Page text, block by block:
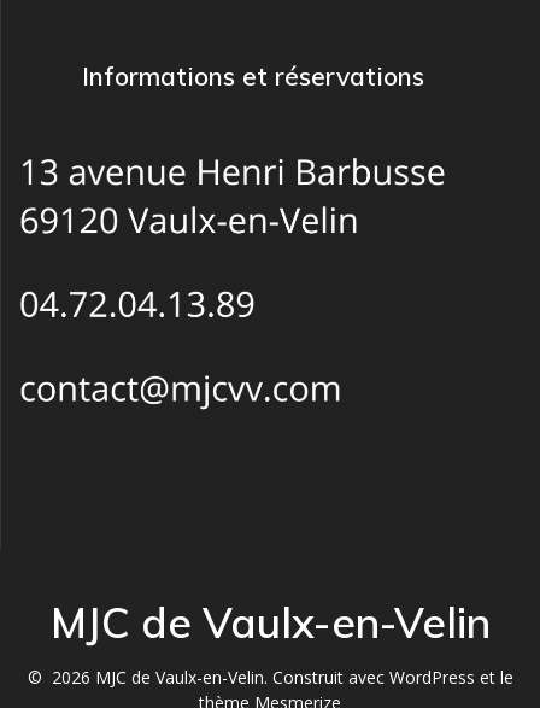
Informations et réservations
MJC de Vaulx-en-Velin
© 2026 MJC de Vaulx-en-Velin. Construit avec WordPress et le
thème Mesmerize